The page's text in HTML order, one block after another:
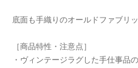
底面も手織りのオールドファブリ
［商品特性・注意点］
・ヴィンテージラグした手仕事品